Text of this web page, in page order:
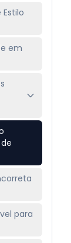
em
para